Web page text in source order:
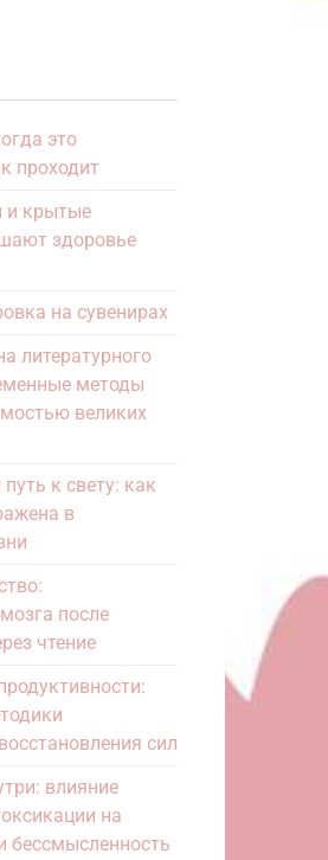
это
проходит
и крытые
здоровье
на сувенирах
литературного
методы
великих
к свету: как
в
после
чтение
сил
влияние
на
бессмысленность